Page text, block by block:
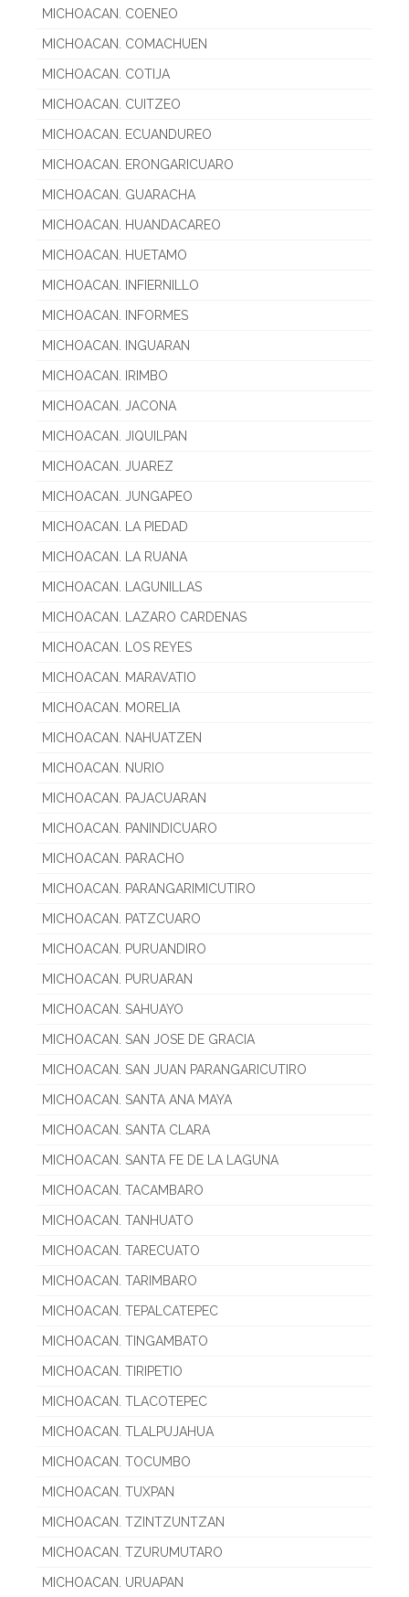
MICHOACAN. COENEO
MICHOACAN. COMACHUEN
MICHOACAN. COTIJA
MICHOACAN. CUITZEO
MICHOACAN. ECUANDUREO
MICHOACAN. ERONGARICUARO
MICHOACAN. GUARACHA
MICHOACAN. HUANDACAREO
MICHOACAN. HUETAMO
MICHOACAN. INFIERNILLO
MICHOACAN. INFORMES
MICHOACAN. INGUARAN
MICHOACAN. IRIMBO
MICHOACAN. JACONA
MICHOACAN. JIQUILPAN
MICHOACAN. JUAREZ
MICHOACAN. JUNGAPEO
MICHOACAN. LA PIEDAD
MICHOACAN. LA RUANA
MICHOACAN. LAGUNILLAS
MICHOACAN. LAZARO CARDENAS
MICHOACAN. LOS REYES
MICHOACAN. MARAVATIO
MICHOACAN. MORELIA
MICHOACAN. NAHUATZEN
MICHOACAN. NURIO
MICHOACAN. PAJACUARAN
MICHOACAN. PANINDICUARO
MICHOACAN. PARACHO
MICHOACAN. PARANGARIMICUTIRO
MICHOACAN. PATZCUARO
MICHOACAN. PURUANDIRO
MICHOACAN. PURUARAN
MICHOACAN. SAHUAYO
MICHOACAN. SAN JOSE DE GRACIA
MICHOACAN. SAN JUAN PARANGARICUTIRO
MICHOACAN. SANTA ANA MAYA
MICHOACAN. SANTA CLARA
MICHOACAN. SANTA FE DE LA LAGUNA
MICHOACAN. TACAMBARO
MICHOACAN. TANHUATO
MICHOACAN. TARECUATO
MICHOACAN. TARIMBARO
MICHOACAN. TEPALCATEPEC
MICHOACAN. TINGAMBATO
MICHOACAN. TIRIPETIO
MICHOACAN. TLACOTEPEC
MICHOACAN. TLALPUJAHUA
MICHOACAN. TOCUMBO
MICHOACAN. TUXPAN
MICHOACAN. TZINTZUNTZAN
MICHOACAN. TZURUMUTARO
MICHOACAN. URUAPAN